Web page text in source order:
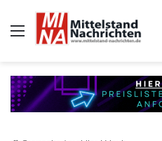
Auswahl